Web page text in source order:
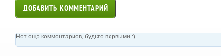
ДОБАВИТЬ КОММЕНТАРИЙ
Нет еще комментариев, будьте первыми :)